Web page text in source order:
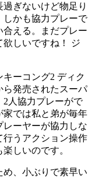
ぎないけど物足り
しかも協力プレーで
合える。まだプレー
欲しいですね！ ジ
ーコング2 ディク
ら発売されたスーパ
人協力プレーがで
家では私と弟が毎年
ーヤーが協力しな
行うアクション操作
しいのです。
、小ぶりで素早い